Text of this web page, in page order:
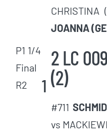
CHRISTINA
JOANNA
P1 1/4
Final
R2
1
2 LC
(2)
#711
vs